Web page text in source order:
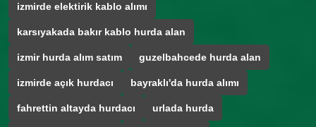
izmirde elektirik kablo alımı
karsıyakada bakır kablo hurda alan
izmir hurda alım satım guzelbahcede hurda alan
izmirde açık hurdacı bayraklı'da hurda alımı
fahrettin altayda hurdacı urlada hurda